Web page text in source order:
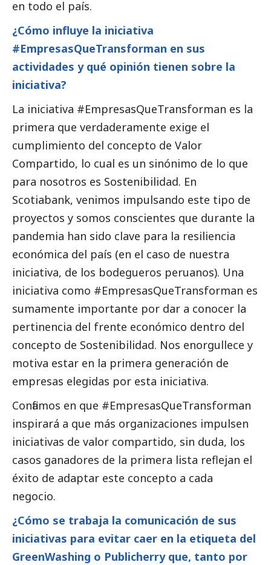
en todo el país.
¿Cómo influye la iniciativa
#EmpresasQueTransforman en sus
actividades y qué opinión tienen sobre la
iniciativa?
La iniciativa #EmpresasQueTransforman es la
primera que verdaderamente exige el
cumplimiento del concepto de Valor
Compartido, lo cual es un sinónimo de lo que
para nosotros es Sostenibilidad. En
Scotiabank, venimos impulsando este tipo de
proyectos y somos conscientes que durante la
pandemia han sido clave para la resiliencia
económica del país (en el caso de nuestra
iniciativa, de los bodegueros peruanos). Una
iniciativa como #EmpresasQueTransforman es
sumamente importante por dar a conocer la
pertinencia del frente económico dentro del
concepto de Sostenibilidad. Nos enorgullece y
motiva estar en la primera generación de
empresas elegidas por esta iniciativa.
Confiamos en que #EmpresasQueTransforman
inspirará a que más organizaciones impulsen
iniciativas de valor compartido, sin duda, los
casos ganadores de la primera lista reflejan el
éxito de adaptar este concepto a cada
negocio.
¿Cómo se trabaja la comunicación de sus
iniciativas para evitar caer en la etiqueta del
GreenWashing o Publicherry que, tanto por